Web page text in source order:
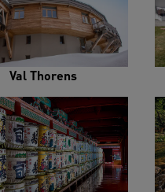
Val Thorens